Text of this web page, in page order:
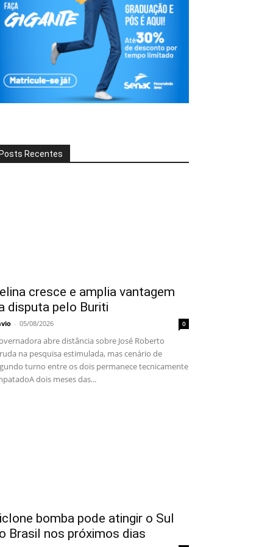
Posts Recentes
cresce e amplia vantagem
disputa pelo Buriti
- 05/08/2026 0
abre distância sobre José Roberto
na pesquisa estimulada, mas cenário de
turno entre os dois permanece tecnicamente
dois meses das...
bomba pode atingir o Sul
Brasil nos próximos dias